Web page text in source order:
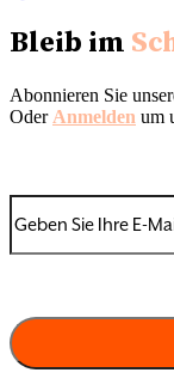
Bleib im
Abonnieren Sie
Oder Anmelden um